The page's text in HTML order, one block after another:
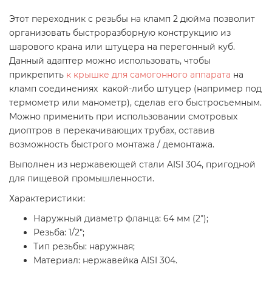
Этот переходник с резьбы на кламп 2 дюйма позволит
организовать быстроразборную конструкцию из
шарового крана или штуцера на перегонный куб.
Данный адаптер можно использовать, чтобы
прикрепить к крышке для самогонного аппарата на
кламп соединениях какой-либо штуцер (например под
термометр или манометр), сделав его быстросъемным.
Можно применить при использовании смотровых
диоптров в перекачивающих трубах, оставив
возможность быстрого монтажа / демонтажа.
Выполнен из нержавеющей стали AISI 304, пригодной
для пищевой промышленности.
Характеристики:
Наружный диаметр фланца: 64 мм (2");
Резьба: 1/2";
Тип резьбы: наружная;
Материал: нержавейка AISI 304.